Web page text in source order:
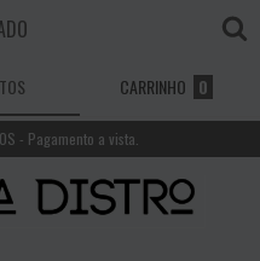
CARRINHO 0
- Pagamento a vista.